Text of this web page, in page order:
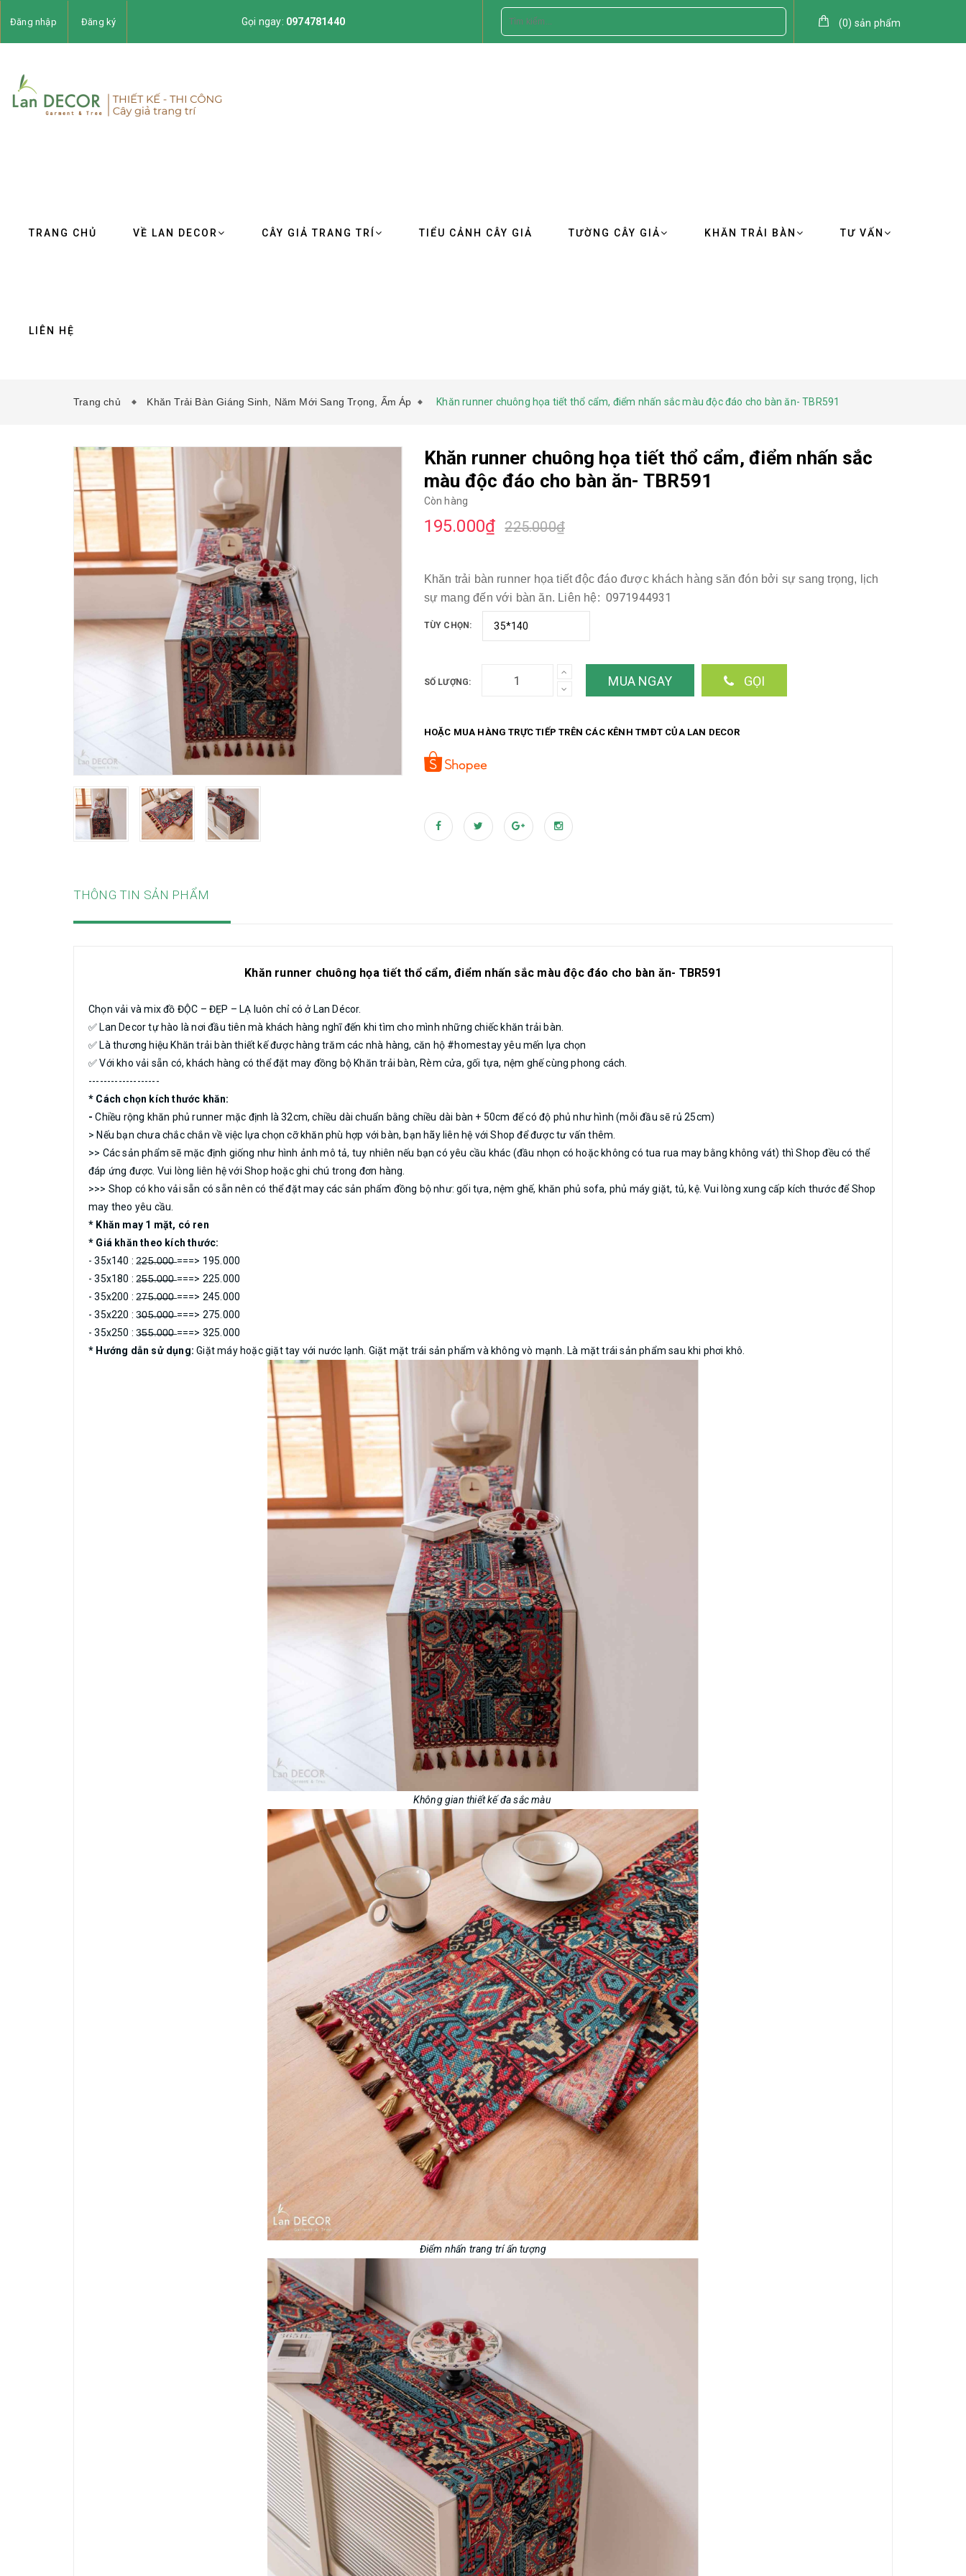
Đăng nhập Đăng ký Gọi ngay: 0974781440 (0) sản phẩm
TRANG CHỦ VỀ LAN DECOR CÂY GIẢ TRANG TRÍ TIỂU CẢNH CÂY GIẢ TƯỜNG CÂY GIẢ KHĂN TRẢI BÀN TƯ VẤN
LIÊN HỆ
Trang chủ Khăn Trải Bàn Giáng Sinh, Năm Mới Sang Trọng, Ấm Áp Khăn runner chuông họa tiết thổ cẩm, điểm nhấn sắc màu độc đáo cho bàn ăn- TBR591
Khăn runner chuông họa tiết thổ cẩm, điểm nhấn sắc
màu độc đáo cho bàn ăn- TBR591
Còn hàng
195.000₫ 225.000₫
Khăn trải bàn runner họa tiết độc đáo được khách hàng săn đón bởi sự sang trọng, lịch
sự mang đến với bàn ăn. Liên hệ: 0971944931
TÙY CHỌN:
SỐ LƯỢNG: MUA NGAY GỌI
HOẶC MUA HÀNG TRỰC TIẾP TRÊN CÁC KÊNH TMĐT CỦA LAN DECOR
THÔNG TIN SẢN PHẨM
Khăn runner chuông họa tiết thổ cẩm, điểm nhấn sắc màu độc đáo cho bàn ăn- TBR591
Chọn vải và mix đồ ĐỘC – ĐẸP – LẠ luôn chỉ có ở Lan Décor.
✅ Lan Decor tự hào là nơi đầu tiên mà khách hàng nghĩ đến khi tìm cho mình những chiếc khăn trải bàn.
✅ Là thương hiệu Khăn trải bàn thiết kế được hàng trăm các nhà hàng, căn hộ #homestay yêu mến lựa chọn
✅ Với kho vải sẵn có, khách hàng có thể đặt may đồng bộ Khăn trải bàn, Rèm cửa, gối tựa, nệm ghế cùng phong cách.
-------------------
* Cách chọn kích thước khăn:
-Chiều rộng khăn phủ runner mặc định là 32cm, chiều dài chuẩn bằng chiều dài bàn + 50cm để có độ phủ như hình (mỗi đầu sẽ rủ 25cm)
> Nếu bạn chưa chắc chắn về việc lựa chọn cỡ khăn phù hợp với bàn, bạn hãy liên hệ với Shop để được tư vấn thêm.
>> Các sản phẩm sẽ mặc định giống như hình ảnh mô tả, tuy nhiên nếu bạn có yêu cầu khác (đầu nhọn có hoặc không có tua rua may bằng không vát) thì Shop đều có thể
đáp ứng được. Vui lòng liên hệ với Shop hoặc ghi chú trong đơn hàng.
>>> Shop có kho vải sẵn có sẵn nên có thể đặt may các sản phẩm đồng bộ như: gối tựa, nệm ghế, khăn phủ sofa, phủ máy giặt, tủ, kệ. Vui lòng xung cấp kích thước để Shop
may theo yêu cầu.
* Khăn may 1 mặt, có ren
* Giá khăn theo kích thước:
- 35x140 : 2̶2̶5̶.̶0̶0̶0̶ ===> 195.000
- 35x180 : 2̶5̶5̶.̶0̶0̶0̶ ===> 225.000
- 35x200 : 2̶7̶5̶.̶0̶0̶0̶ ===> 245.000
- 35x220 : 3̶0̶5̶.̶0̶0̶0̶ ===> 275.000
- 35x250 : 3̶5̶5̶.̶0̶0̶0̶ ===> 325.000
* Hướng dẫn sử dụng: Giặt máy hoặc giặt tay với nước lạnh. Giặt mặt trái sản phẩm và không vò mạnh. Là mặt trái sản phẩm sau khi phơi khô.
Không gian thiết kế đa sắc màu
Điểm nhấn trang trí ấn tượng